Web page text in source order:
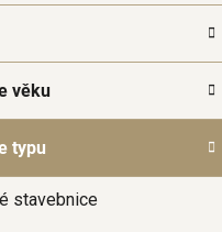
věku
typu
stavebnice